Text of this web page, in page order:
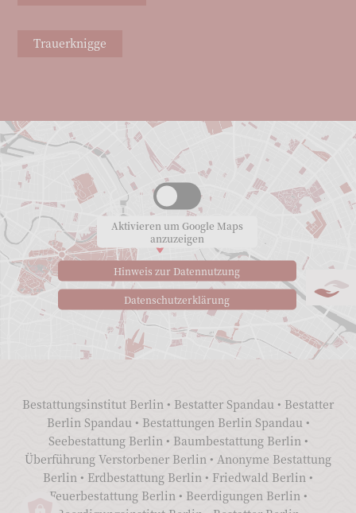
Trauerknigge
Aktivieren um Google Maps
anzuzeigen
Hinweis zur Datennutzung
Datenschutzerklärung
Bestattungsinstitut Berlin • Bestatter Spandau • Bestatter
Berlin Spandau• Bestattungen Berlin Spandau•
Seebestattung Berlin• Baumbestattung Berlin•
Überführung Verstorbener Berlin • Anonyme Bestattung
Berlin • Erdbestattung Berlin • Friedwald Berlin •
Feuerbestattung Berlin• Beerdigungen Berlin•